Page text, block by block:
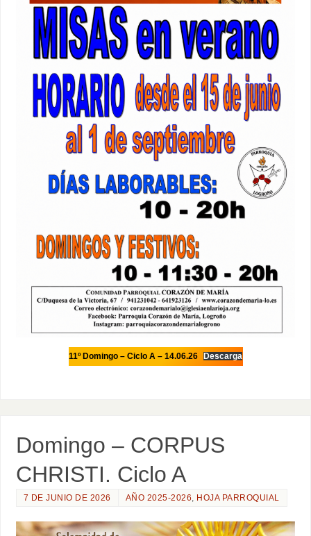
11º Domingo – Ciclo A – 14.06.26 Descarga
Domingo – CORPUS
CHRISTI. Ciclo A
7 DE JUNIO DE 2026 AÑO 2025-2026, HOJA PARROQUIAL